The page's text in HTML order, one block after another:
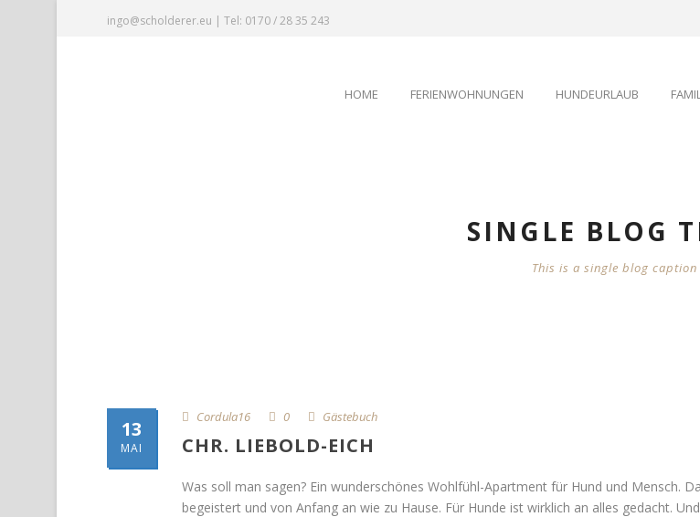
ingo@scholderer.eu | Tel: 0170 / 28 35 243
HOME FERIENWOHNUNGEN HUNDEURLAUB
SINGLE BLOG
This is a single blog caption
13
MAI
Cordula16 0 Gästebuch
CHR. LIEBOLD-EICH
Was soll man sagen? Ein wunderschönes Wohlfühl-Apartment für Hund und Mensch.
begeistert und von Anfang an wie zu Hause. Für Hunde ist wirklich an alles gedacht.